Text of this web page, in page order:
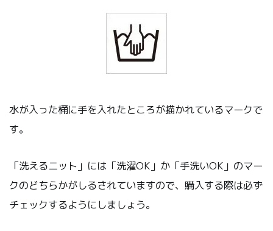
水が入った桶に手を入れたところが描かれているマークで
す。
「洗えるニット」には「洗濯OK」か「手洗いOK」のマー
クのどちらかがしるされていますので、購入する際は必ず
チェックするようにしましょう。